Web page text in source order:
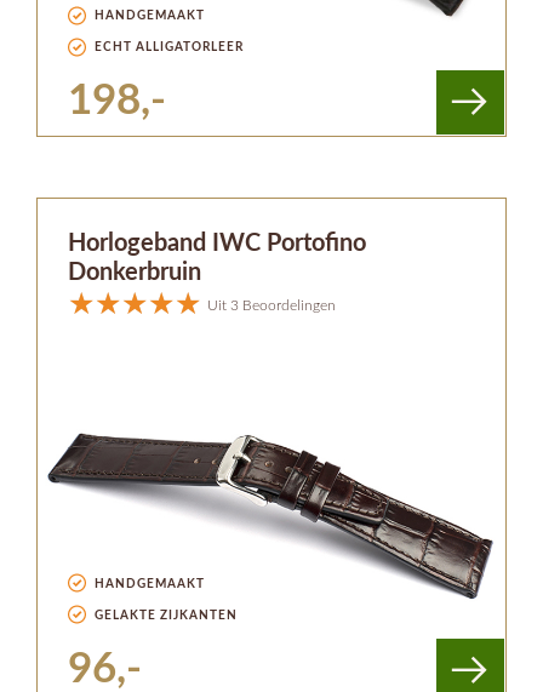
HANDGEMAAKT
ECHT ALLIGATORLEER
198,-
Horlogeband IWC Portofino
Donkerbruin
Uit 3 Beoordelingen
HANDGEMAAKT
GELAKTE ZIJKANTEN
96,-